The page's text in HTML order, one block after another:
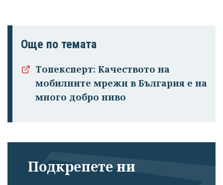
Още по темата
Топексперт: Качеството на
мобилните мрежи в България е на
много добро ниво
Подкрепете ни